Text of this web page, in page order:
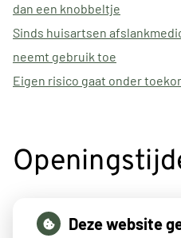
dan een knobbeltje
Sinds huisartsen
neemt gebruik toe
Eigen risico gaat onder
Maandag:
Deze website